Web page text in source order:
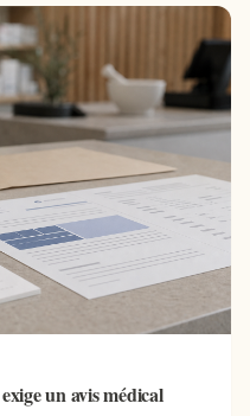
un avis médical